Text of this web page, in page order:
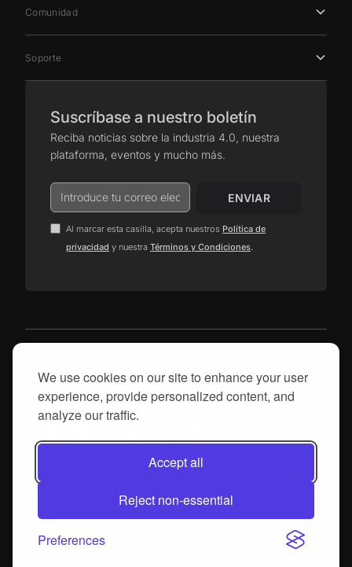
We use cookies on our site to enhance your user
experience, provide personalized content, and
analyze our traffic.
Accept all
Reject non-essential
Preferences
Comunidad
Soporte
Suscríbase a nuestro boletín
Reciba noticias sobre la industria 4.0, nuestra
plataforma, eventos y mucho más.
Al marcar esta casilla, acepta nuestros Política de
privacidad y nuestra Términos y Condiciones.
© 2025, proGrow S.A. Todos los derechos reservados
Produtech R3 DIH Automotive